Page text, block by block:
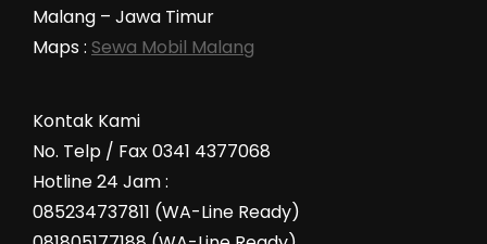
Malang – Jawa Timur
Maps : Sewa Mobil Malang
Kontak Kami
No. Telp / Fax 0341 4377068
Hotline 24 Jam :
085234737811 (WA-Line Ready)